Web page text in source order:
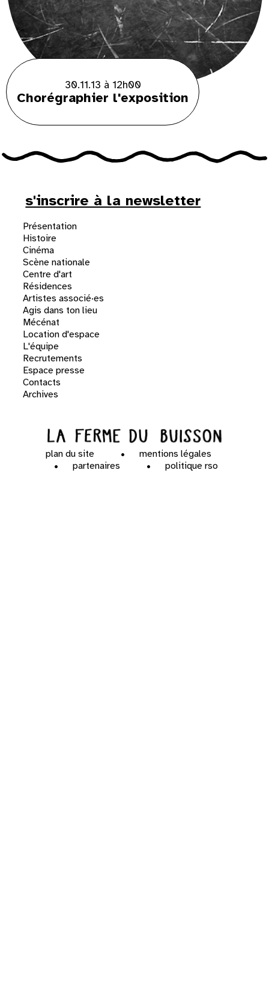
30.11.13 à 12h00
Chorégraphier l'exposition
s'inscrire à la newsletter
Présentation
Histoire
Cinéma
Scène nationale
Centre d'art
Résidences
Artistes associé·es
Agis dans ton lieu
Mécénat
Location d'espace
L'équipe
Recrutements
Espace presse
Contacts
Archives
plan du site
mentions légales
partenaires
politique rso